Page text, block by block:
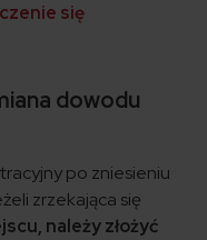
się
dowodu
po zniesieniu
zrzekająca się
należy złożyć